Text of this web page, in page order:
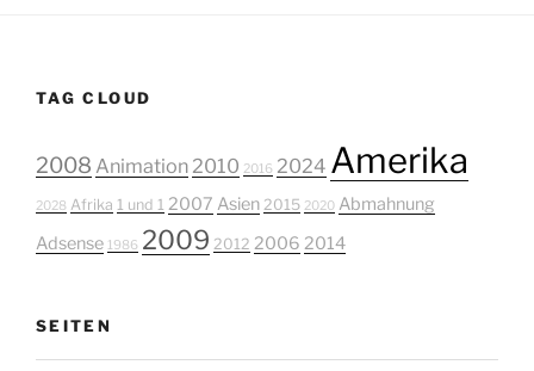
TAG CLOUD
2008 Animation 2010 2016 2024 Amerika
2028 Afrika 1 und 1 2007 Asien 2015 2020 Abmahnung
Adsense 1986 2009 2012 2006 2014
SEITEN